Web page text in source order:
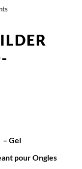
:
– Gel
pour Ongles